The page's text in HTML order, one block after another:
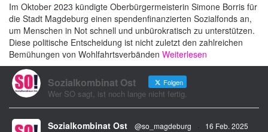
Im Oktober 2023 kündigte Oberbürgermeisterin Simone Borris für
die Stadt Magdeburg einen spendenfinanzierten Sozialfonds an,
um Menschen in Not schnell und unbürokratisch zu unterstützen.
Diese politische Entscheidung ist nicht zuletzt den zahlreichen
Bemühungen von Wohlfahrtsverbänden Weiterlesen
Sozialkombinat Ost Folgen
Wer SO sagt, ist noch lange nicht fertig.
Sozialkombinat Ost @so_magdeburg · 16 Feb. 2025